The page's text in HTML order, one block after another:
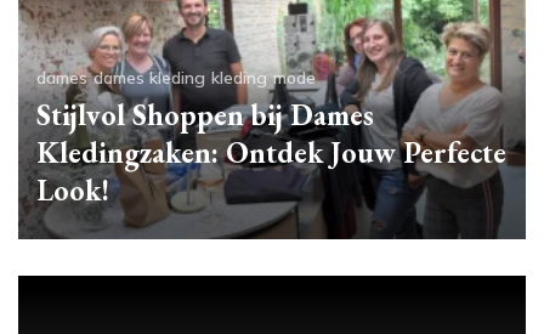
dames dames kleding kleding mode
Stijlvol Shoppen bij Dames
Kledingzaken: Ontdek Jouw Perfecte
Look!